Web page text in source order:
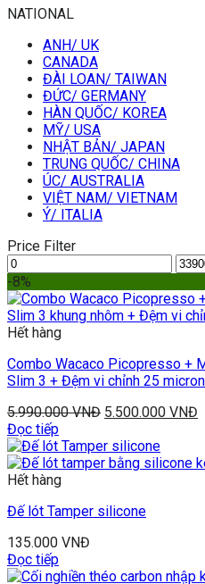
NATIONAL
ANH/ UK
CANADA
ĐÀI LOAN/ TAIWAN
ĐỨC/ GERMANY
HÀN QUỐC/ KOREA
MỸ/ USA
NHẬT BẢN/ JAPAN
TRUNG QUỐC/ CHINA
ÚC/ AUSTRALIA
VIỆT NAM/ VIETNAM
Ý/ ITALIA
Price Filter
Giá
thấp
nhất
Giá
cao
nhất
-8%
Hết hàng
Combo Wacaco Picopresso +
Slim 3 + Đệm vi chỉnh 25 micron
5.990.000VNĐ 5.500.000 VNĐ
Đọc tiếp
Hết hàng
Đế lót Tamper silicone
135.000 VNĐ
Đọc tiếp